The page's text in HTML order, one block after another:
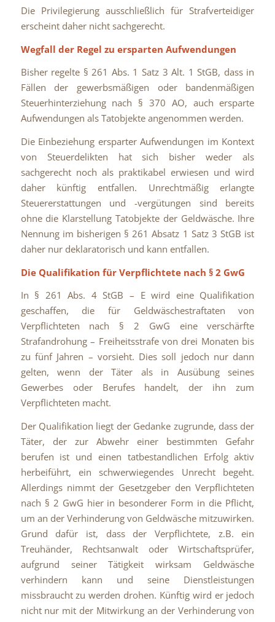
Die Privilegierung ausschließlich für Strafverteidiger
erscheint daher nicht sachgerecht.
Wegfall der Regel zu ersparten Aufwendungen
Bisher regelte § 261 Abs. 1 Satz 3 Alt. 1 StGB, dass in
Fällen der gewerbsmäßigen oder bandenmäßigen
Steuerhinterziehung nach § 370 AO, auch ersparte
Aufwendungen als Tatobjekte angenommen werden.
Die Einbeziehung ersparter Aufwendungen im Kontext
von Steuerdelikten hat sich bisher weder als
sachgerecht noch als praktikabel erwiesen und wird
daher künftig entfallen. Unrechtmäßig erlangte
Steuererstattungen und -vergütungen sind bereits
ohne die Klarstellung Tatobjekte der Geldwäsche. Ihre
Nennung im bisherigen § 261 Absatz 1 Satz 3 StGB ist
daher nur deklaratorisch und kann entfallen.
Die Qualifikation für Verpflichtete nach § 2 GwG
In § 261 Abs. 4 StGB – E wird eine Qualifikation
geschaffen, die für Geldwäschestraftaten von
Verpflichteten nach § 2 GwG eine verschärfte
Strafandrohung – Freiheitsstrafe von drei Monaten bis
zu fünf Jahren – vorsieht. Dies soll jedoch nur dann
gelten, wenn der Täter als in Ausübung seines
Gewerbes oder Berufes handelt, der ihn zum
Verpflichteten macht.
Der Qualifikation liegt der Gedanke zugrunde, dass der
Täter, der zur Abwehr einer bestimmten Gefahr
berufen ist und einen tatbestandlichen Erfolg aktiv
herbeiführt, ein schwerwiegendes Unrecht begeht.
Allerdings nimmt der Gesetzgeber den Verpflichteten
nach § 2 GwG hier in besonderer Form in die Pflicht,
um an der Verhinderung von Geldwäsche mitzuwirken.
Grund dafür ist, dass der Verpflichtete, z.B. ein
Treuhänder, Rechtsanwalt oder Wirtschaftsprüfer,
aufgrund seiner Tätigkeit wirksam Geldwäsche
verhindern kann und seine Dienstleistungen
missbraucht zu werden drohen. Künftig wird er jedoch
nicht nur mit der Mitwirkung an der Verhinderung von